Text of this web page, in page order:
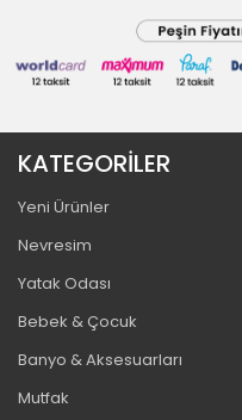
KATEGORİLER
Yeni Ürünler
Nevresim
Yatak Odası
Bebek & Çocuk
Banyo & Aksesuarları
Mutfak